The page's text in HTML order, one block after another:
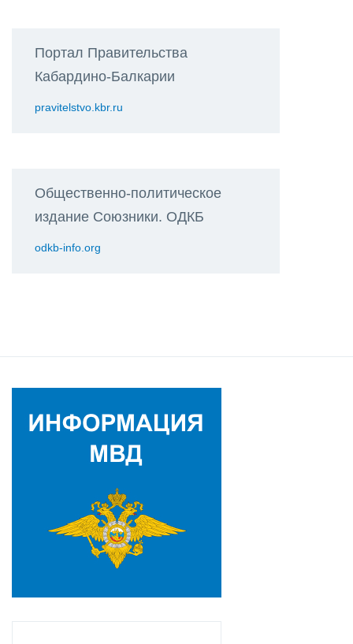
Портал Правительства
Кабардино-Балкарии
pravitelstvo.kbr.ru
Общественно-политическое
издание Союзники. ОДКБ
odkb-info.org